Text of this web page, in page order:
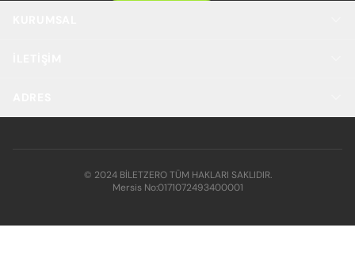
© 2024 BİLETZERO TÜM HAKLARI SAKLIDIR.
Mersis No:0171072493400001